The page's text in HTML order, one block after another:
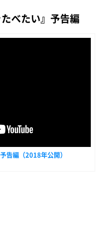
べたい』予告編
告編（2018年公開）